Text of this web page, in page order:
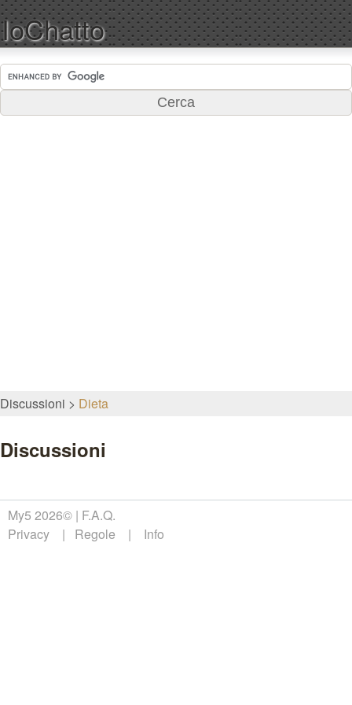
IoChatto
Discussioni Dieta
Discussioni
My5 2026© F.A.Q.
Privacy
Regole Info